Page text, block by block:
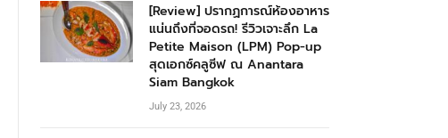
[Review] ปรากฏการณ์ห้องอาหาร
แน่นถึงที่จอดรถ! รีวิวเจาะลึก La
Petite Maison (LPM) Pop-up
สุดเอกซ์คลูซีฟ ณ Anantara
Siam Bangkok
July 23, 2026